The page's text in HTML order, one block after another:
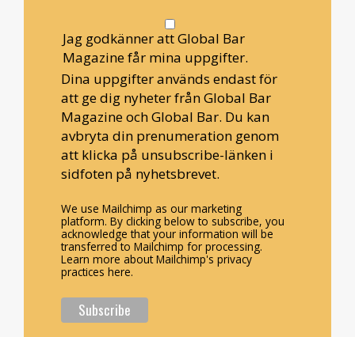
Jag godkänner att Global Bar
Magazine får mina uppgifter.
Dina uppgifter används endast för
att ge dig nyheter från Global Bar
Magazine och Global Bar. Du kan
avbryta din prenumeration genom
att klicka på unsubscribe-länken i
sidfoten på nyhetsbrevet.
We use Mailchimp as our marketing
platform. By clicking below to subscribe, you
acknowledge that your information will be
transferred to Mailchimp for processing.
Learn more about Mailchimp's privacy
practices here.